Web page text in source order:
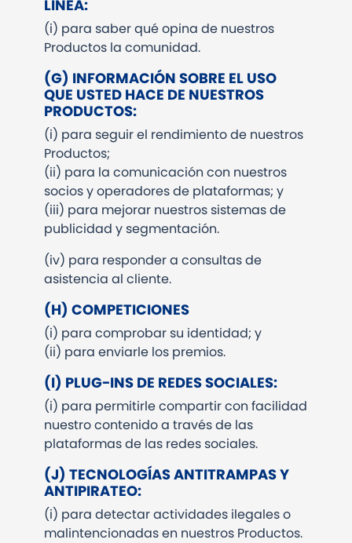
LÍNEA:
(i) para saber qué opina de nuestros
Productos la comunidad.
(G) INFORMACIÓN SOBRE EL USO
QUE USTED HACE DE NUESTROS
PRODUCTOS:
(i) para seguir el rendimiento de nuestros
Productos;
(ii) para la comunicación con nuestros
socios y operadores de plataformas; y
(iii) para mejorar nuestros sistemas de
publicidad y segmentación.
(iv) para responder a consultas de
asistencia al cliente.
(H) COMPETICIONES
(i) para comprobar su identidad; y
(ii) para enviarle los premios.
(I) PLUG-INS DE REDES SOCIALES:
(i) para permitirle compartir con facilidad
nuestro contenido a través de las
plataformas de las redes sociales.
(J) TECNOLOGÍAS ANTITRAMPAS Y
ANTIPIRATEO:
(i) para detectar actividades ilegales o
malintencionadas en nuestros Productos.